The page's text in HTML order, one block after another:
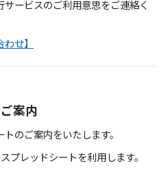
ービスのご利用意思をご連絡く
せ】
案内
のご案内をいたします。
レッドシートを利用します。